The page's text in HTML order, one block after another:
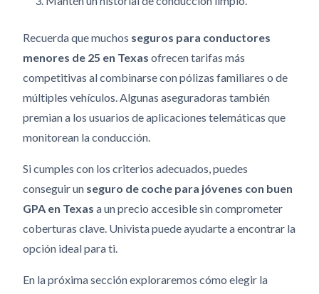
Recuerda que muchos seguros para conductores
menores de 25 en Texas ofrecen tarifas más
competitivas al combinarse con pólizas familiares o de
múltiples vehículos. Algunas aseguradoras también
premian a los usuarios de aplicaciones telemáticas que
monitorean la conducción.
Si cumples con los criterios adecuados, puedes
conseguir un seguro de coche para jóvenes con buen
GPA en Texas a un precio accesible sin comprometer
coberturas clave. Univista puede ayudarte a encontrar la
opción ideal para ti.
En la próxima sección exploraremos cómo elegir la